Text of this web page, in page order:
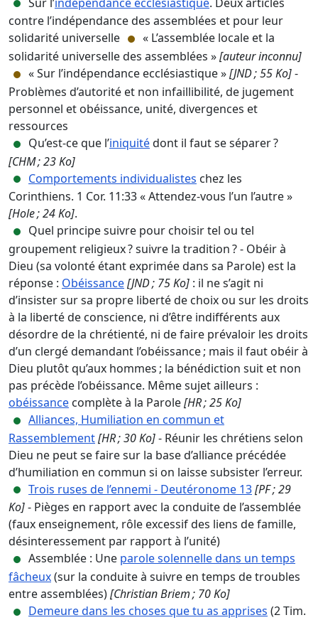
contre l’indépendance des assemblées et pour leur
solidarité universelle
« L’assemblée locale et la
solidarité universelle des assemblées »[auteur inconnu]
« Sur l’indépendance ecclésiastique »[JND ; 55 Ko]-
Problèmes d’autorité et non infaillibilité, de jugement
personnel et obéissance, unité, divergences et
ressources
Qu’est-ce que l’iniquitédont il faut se séparer ?
[CHM ; 23 Ko]
Comportements individualistes chez les
Corinthiens. 1 Cor. 11:33 « Attendez-vous l’un l’autre »
[Hole ; 24 Ko].
Quel principe suivre pour choisir tel ou tel
groupement religieux ? suivre la tradition ? - Obéir à
Dieu (sa volonté étant exprimée dans sa Parole) est la
réponse : Obéissance[JND ; 75 Ko] : il ne s’agit ni
d’insister sur sa propre liberté de choix ou sur les droits
à la liberté de conscience, ni d’être indifférents aux
désordre de la chrétienté, ni de faire prévaloir les droits
d’un clergé demandant l’obéissance ; mais il faut obéir à
Dieu plutôt qu’aux hommes ; la bénédiction suit et non
pas précède l’obéissance. Même sujet ailleurs :
obéissance complète à la Parole[HR ; 25 Ko]
Alliances, Humiliation en commun et
Rassemblement[HR ; 30 Ko]- Réunir les chrétiens selon
Dieu ne peut se faire sur la base d’alliance précédée
d’humiliation en commun si on laisse subsister l’erreur.
Trois ruses de l’ennemi - Deutéronome 13[PF ; 29
Ko]- Pièges en rapport avec la conduite de l’assemblée
(faux enseignement, rôle excessif des liens de famille,
désinteressement par rapport à l’unité)
Assemblée : Une parole solennelle dans un temps
fâcheux(sur la conduite à suivre en temps de troubles
entre assemblées)[Christian Briem ; 70 Ko]
Demeure dans les choses que tu as apprises (2 Tim.